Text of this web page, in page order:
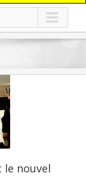
le nouvel